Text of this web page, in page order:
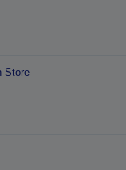
Store